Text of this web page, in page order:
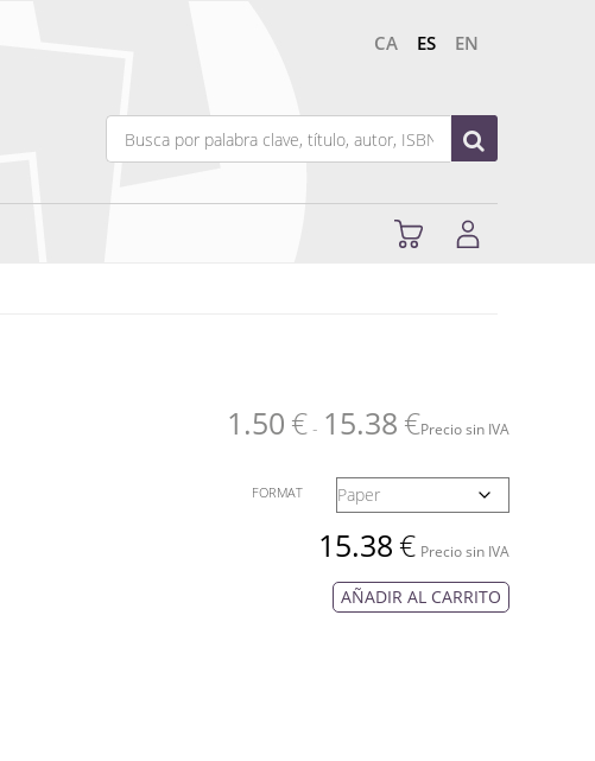
CA ES EN
1.50 € - 15.38 €Precio sin IVA
FORMAT
15.38€ Precio sin IVA
AÑADIR AL CARRITO